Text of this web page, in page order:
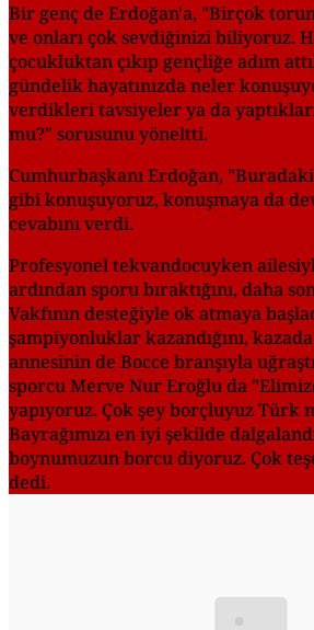
Bir genç de Erdoğan'a, "Birçok
ve onları çok sevdiğinizi biliyoruz.
çocukluktan çıkıp gençliğe adım
gündelik hayatınızda neler
verdikleri tavsiyeler ya da
mu?" sorusunu yöneltti.
Cumhurbaşkanı Erdoğan,
gibi konuşuyoruz, konuşmaya da
cevabını verdi.
Profesyonel tekvandocuyken
ardından sporu bıraktığını, daha
Vakfının desteğiyle ok atmaya
şampiyonluklar kazandığını,
annesinin de Bocce branşıyla
sporcu Merve Nur Eroğlu da
yapıyoruz. Çok şey borçluyuz Türk
Bayrağımızı en iyi şekilde
boynumuzun borcu diyoruz. Çok
dedi.